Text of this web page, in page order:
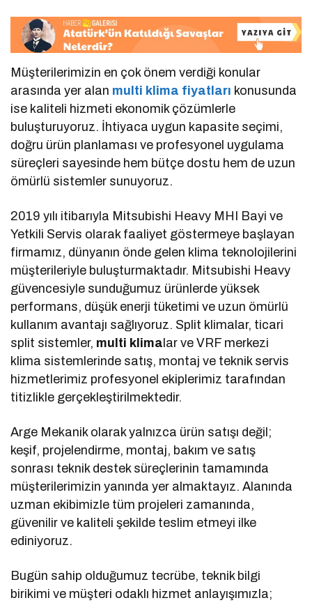
Müşterilerimizin en çok önem verdiği konular
arasında yer alan multi klima fiyatları konusunda
ise kaliteli hizmeti ekonomik çözümlerle
buluşturuyoruz. İhtiyaca uygun kapasite seçimi,
doğru ürün planlaması ve profesyonel uygulama
süreçleri sayesinde hem bütçe dostu hem de uzun
ömürlü sistemler sunuyoruz.
2019 yılı itibarıyla Mitsubishi Heavy MHI Bayi ve
Yetkili Servis olarak faaliyet göstermeye başlayan
firmamız, dünyanın önde gelen klima teknolojilerini
müşterileriyle buluşturmaktadır. Mitsubishi Heavy
güvencesiyle sunduğumuz ürünlerde yüksek
performans, düşük enerji tüketimi ve uzun ömürlü
kullanım avantajı sağlıyoruz. Split klimalar, ticari
split sistemler, multi klimalar ve VRF merkezi
klima sistemlerinde satış, montaj ve teknik servis
hizmetlerimiz profesyonel ekiplerimiz tarafından
titizlikle gerçekleştirilmektedir.
Arge Mekanik olarak yalnızca ürün satışı değil;
keşif, projelendirme, montaj, bakım ve satış
sonrası teknik destek süreçlerinin tamamında
müşterilerimizin yanında yer almaktayız. Alanında
uzman ekibimizle tüm projeleri zamanında,
güvenilir ve kaliteli şekilde teslim etmeyi ilke
ediniyoruz.
Bugün sahip olduğumuz tecrübe, teknik bilgi
birikimi ve müşteri odaklı hizmet anlayışımızla;